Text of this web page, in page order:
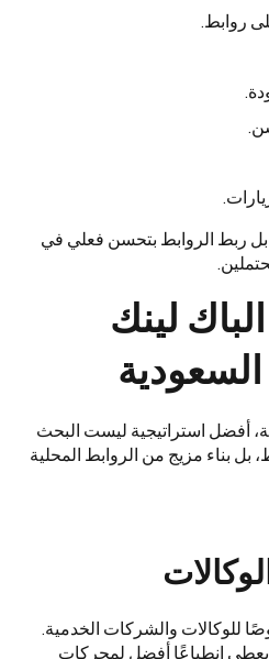
روابط.
ربط الروابط بتحسن فعلي في
لينك
أفضل استراتيجية ليست البحث
بناء مزيج من الروابط المحلية
للوكالات والشركات الخدمية.
انطباعًا أفضل لمحركات